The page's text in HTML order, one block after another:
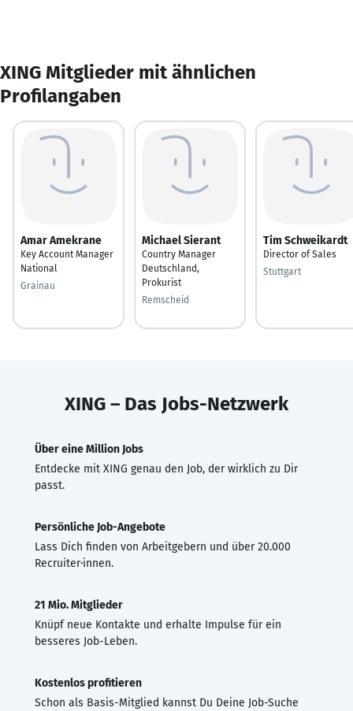
XING Mitglieder mit ähnlichen
Profilangaben
Amar Amekrane
Key Account Manager
National
Grainau
Michael Sierant
Country Manager
Deutschland,
Prokurist
Remscheid
Tim Schweikardt
Director of Sales
Stuttgart
XING – Das Jobs-Netzwerk
Über eine Million Jobs
Entdecke mit XING genau den Job, der wirklich zu Dir
passt.
Persönliche Job-Angebote
Lass Dich finden von Arbeitgebern und über 20.000
Recruiter·innen.
21 Mio. Mitglieder
Knüpf neue Kontakte und erhalte Impulse für ein
besseres Job-Leben.
Kostenlos profitieren
Schon als Basis-Mitglied kannst Du Deine Job-Suche